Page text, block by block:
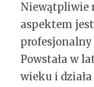
Niewątpliwie
aspektem
profesjonalny
Powstała w
wieku i